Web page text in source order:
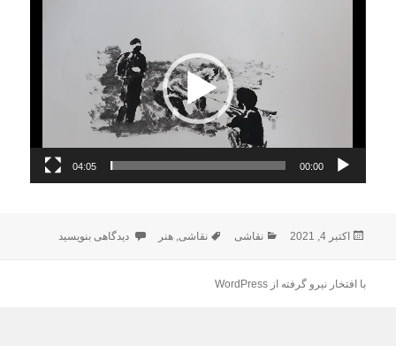
00:00
04:05
ارسال
اکتبر 4, 2021 دسته‌ها
نقاشی برچسب‌ها
نقاشی,هنر برای ایران-زندان
دیدگاهی بنویسید
با افتخار نیرو گرفته از WordPress